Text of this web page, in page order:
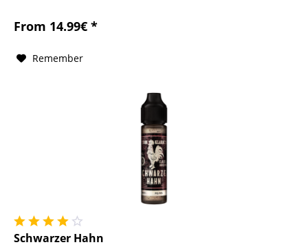
From 14.99€ *
Remember
Schwarzer Hahn